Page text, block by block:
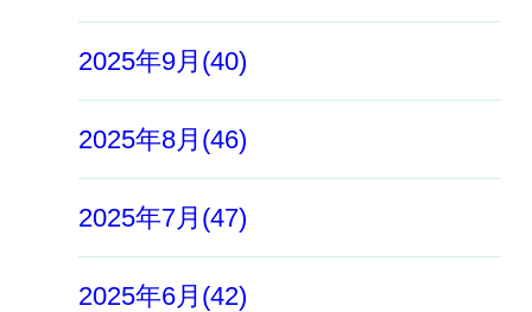
2025年9月(40)
2025年8月(46)
2025年7月(47)
2025年6月(42)